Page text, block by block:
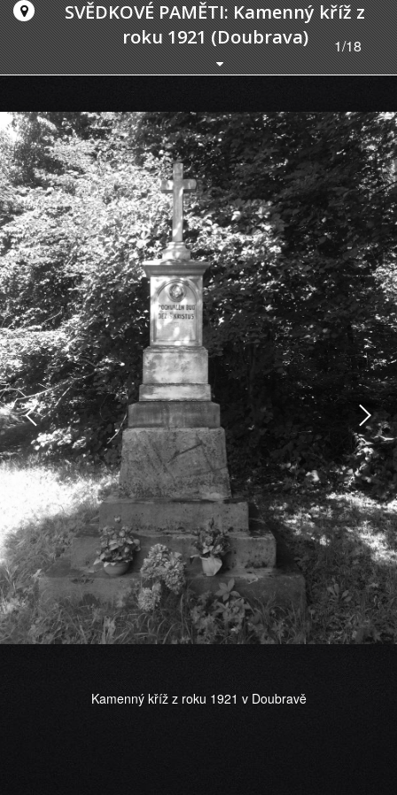
SVĚDKOVÉ PAMĚTI: Kamenný kříž z
roku 1921 (Doubrava)
1/18